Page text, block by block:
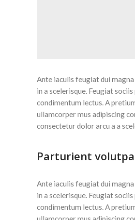
Ante iaculis feugiat dui
in a scelerisque. Feugiat
condimentum lectus. A
ullamcorper mus adipiscing
consectetur dolor arcu a a
Parturient
Ante iaculis feugiat dui
in a scelerisque. Feugiat
condimentum lectus. A